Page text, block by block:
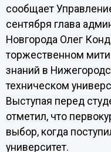
сообщает
сентября глава
Новгорода Олег
торжественном
знаний в
техническом
Выступая перед
отметил, что
выбор, когда
университет.